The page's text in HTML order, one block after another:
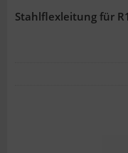
Stahlflexleitung für